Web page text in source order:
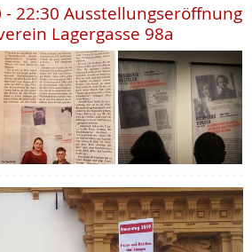
- 22:30 Ausstellungseröffnung
Lagergasse 98a